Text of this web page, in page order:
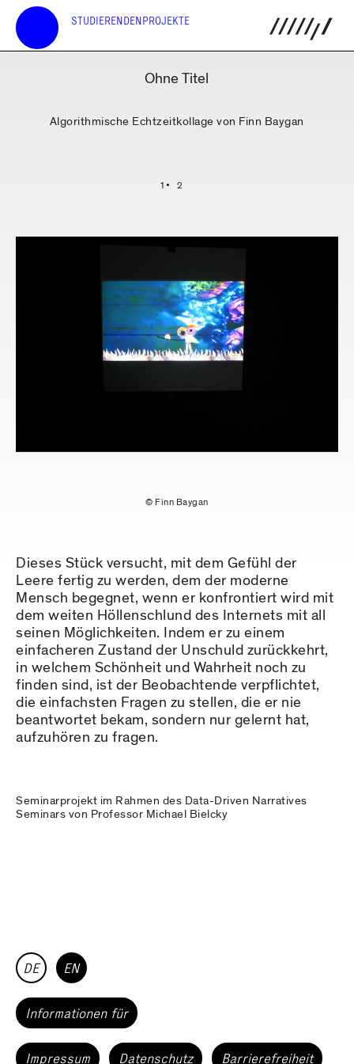
STUDIERENDENPROJEKTE
Ohne Titel
Algorithmische Echtzeitkollage von Finn Baygan
1 2
© Finn Baygan
Dieses Stück versucht, mit dem Gefühl der
Leere fertig zu werden, dem der moderne
Mensch begegnet, wenn er konfrontiert wird mit
dem weiten Höllenschlund des Internets mit all
seinen Möglichkeiten. Indem er zu einem
einfacheren Zustand der Unschuld zurückkehrt,
in welchem Schönheit und Wahrheit noch zu
finden sind, ist der Beobachtende verpflichtet,
die einfachsten Fragen zu stellen, die er nie
beantwortet bekam, sondern nur gelernt hat,
aufzuhören zu fragen.
Seminarprojekt im Rahmen des Data-Driven Narratives
Seminars von Professor Michael Bielcky
Informationen für
DE EN
Impressum Datenschutz Barrierefreiheit